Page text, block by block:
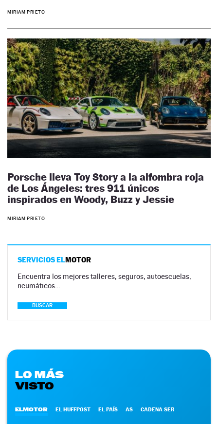
MIRIAM PRIETO
Porsche lleva Toy Story a la alfombra roja
de Los Ángeles: tres 911 únicos
inspirados en Woody, Buzz y Jessie
MIRIAM PRIETO
SERVICIOS ELMOTOR
Encuentra los mejores talleres, seguros, autoescuelas,
neumáticos…
BUSCAR
LO MÁS
VISTO
ELMOTOR EL HUFFPOST EL PAÍS AS CADENA SER